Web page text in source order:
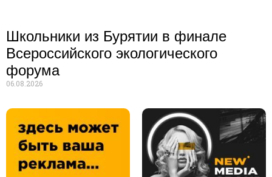
Школьники из Бурятии в финале
Всероссийского экологического
форума
06.08.2026